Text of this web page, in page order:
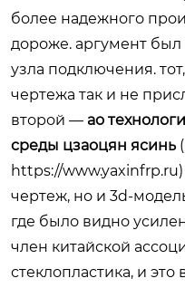
более надежного
дороже. аргумент был
узла подключения.
чертежа так и не
второй — ао
среды цзаоцян ясинь
https://www.yaxinfrp.ru
чертеж, но и 3d-
где было видно
член китайской
стеклопластика, и